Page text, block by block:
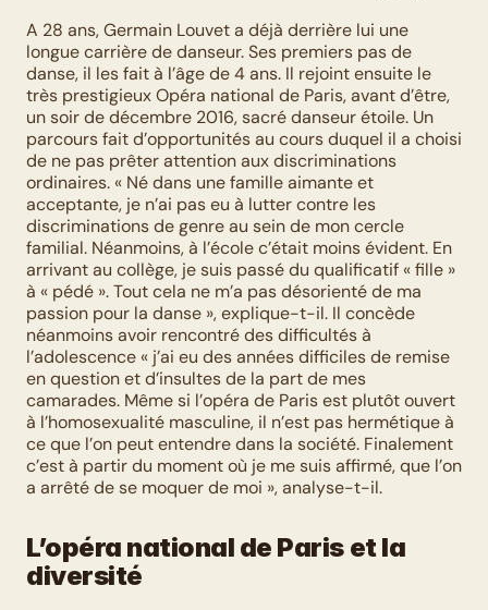
A 28 ans, Germain Louvet a déjà derrière lui une
longue carrière de danseur. Ses premiers pas de
danse, il les fait à l’âge de 4 ans. Il rejoint ensuite le
très prestigieux Opéra national de Paris, avant d’être,
un soir de décembre 2016, sacré danseur étoile. Un
parcours fait d’opportunités au cours duquel il a choisi
de ne pas prêter attention aux discriminations
ordinaires. « Né dans une famille aimante et
acceptante, je n’ai pas eu à lutter contre les
discriminations de genre au sein de mon cercle
familial. Néanmoins, à l’école c’était moins évident. En
arrivant au collège, je suis passé du qualificatif « fille »
à « pédé ». Tout cela ne m’a pas désorienté de ma
passion pour la danse », explique-t-il. Il concède
néanmoins avoir rencontré des difficultés à
l’adolescence « j’ai eu des années difficiles de remise
en question et d’insultes de la part de mes
camarades. Même si l’opéra de Paris est plutôt ouvert
à l’homosexualité masculine, il n’est pas hermétique à
ce que l’on peut entendre dans la société. Finalement
c’est à partir du moment où je me suis affirmé, que l’on
a arrêté de se moquer de moi », analyse-t-il.
L’opéra national de Paris et la
diversité